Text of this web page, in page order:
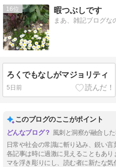
16 暇つぶしです
まあ、雑記ブログな
ろくでもなしがマジョリティ
5日前
このブログのここがポイント
風刺と洞察が融合し
日常や社会の常識に斬り込み、鋭い言
各記事は時に過激に見えることもあ
マを浮き彫りにし、読む者に新たな